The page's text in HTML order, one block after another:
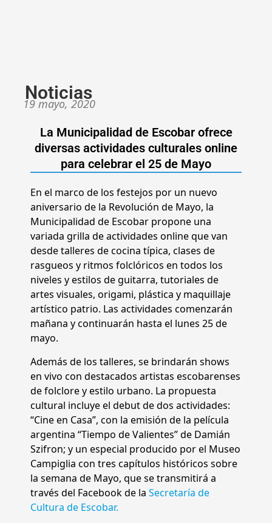
Noticias
19 mayo, 2020
La Municipalidad de Escobar ofrece
diversas actividades culturales online
para celebrar el 25 de Mayo
En el marco de los festejos por un nuevo
aniversario de la Revolución de Mayo, la
Municipalidad de Escobar propone una
variada grilla de actividades online que van
desde talleres de cocina típica, clases de
rasgueos y ritmos folclóricos en todos los
niveles y estilos de guitarra, tutoriales de
artes visuales, origami, plástica y maquillaje
artístico patrio. Las actividades comenzarán
mañana y continuarán hasta el lunes 25 de
mayo.
Además de los talleres, se brindarán shows
en vivo con destacados artistas escobarenses
de folclore y estilo urbano. La propuesta
cultural incluye el debut de dos actividades:
“Cine en Casa”, con la emisión de la película
argentina “Tiempo de Valientes” de Damián
Szifron; y un especial producido por el Museo
Campiglia con tres capítulos históricos sobre
la semana de Mayo, que se transmitirá a
través del Facebook de la Secretaría de
Cultura de Escobar.